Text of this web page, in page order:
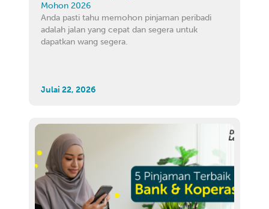
Mohon 2026
Anda pasti tahu memohon pinjaman peribadi
adalah jalan yang cepat dan segera untuk
dapatkan wang segera.
Julai 22, 2026